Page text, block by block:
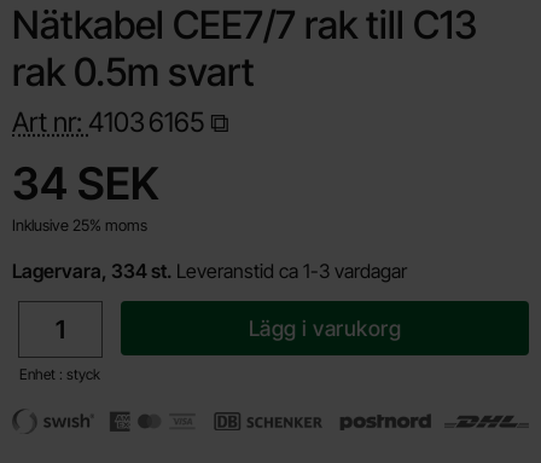
Nätkabel CEE7/7 rak till C13
rak 0.5m svart
Art nr: 41036165
pris
34 SEK
Inklusive 25% moms
Lagervara, 334 st. Leveranstid ca 1-3 vardagar
Enhet : styck
Lägg i varukorg